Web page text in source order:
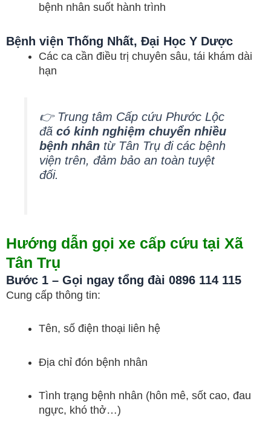
bệnh nhân suốt hành trình
Bệnh viện Thống Nhất, Đại Học Y Dược
Các ca cần điều trị chuyên sâu, tái khám dài
hạn
👉 Trung tâm Cấp cứu Phước Lộc
đã có kinh nghiệm chuyển nhiều
bệnh nhântừ Tân Trụ đi các bệnh
viện trên, đảm bảo an toàn tuyệt
đối.
Hướng dẫn gọi xe cấp cứu tại Xã
Tân Trụ
Bước 1 – Gọi ngay tổng đài 0896 114 115
Cung cấp thông tin:
Tên, số điện thoại liên hệ
Địa chỉ đón bệnh nhân
Tình trạng bệnh nhân (hôn mê, sốt cao, đau
ngực, khó thở…)